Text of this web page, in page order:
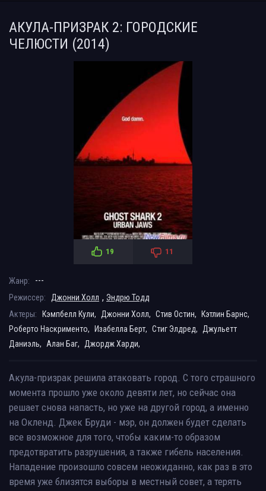
АКУЛА-ПРИЗРАК 2: ГОРОДСКИЕ
ЧЕЛЮСТИ (2014)
19 11
Жанр: ---
Режиссер: Джонни Холл , Эндрю Тодд
Актеры:
Кэмпбелл Кули, Джонни Холл, Стив Остин,
Кэтлин Барнс,
Роберто Наскрименто,
Изабелла Берт, Стиг Элдред,
Джульетт
Даниэль,
Алан Баг, Джордж Харди,
Акула-призрак решила атаковать город. С того страшного
момента прошло уже около девяти лет, но сейчас она
решает снова напасть, но уже на другой город, а именно
на Окленд. Джек Бруди - мэр, он должен будет сделать
все возможное для того, чтобы каким-то образом
предотвратить разрушения, а также гибель населения.
Нападение произошло совсем неожиданно, как раз в это
время уже близятся выборы в местный совет, а терять